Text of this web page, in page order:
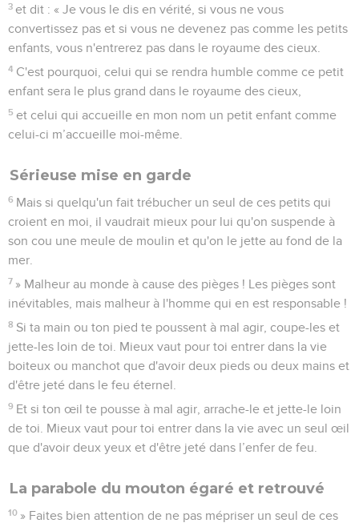
3 et dit : « Je vous le dis en vérité, si vous ne vous
convertissez pas et si vous ne devenez pas comme les petits
enfants, vous n'entrerez pas dans le royaume des cieux.
4 C'est pourquoi, celui qui se rendra humble comme ce petit
enfant sera le plus grand dans le royaume des cieux,
5 et celui qui accueille en mon nom un petit enfant comme
celui-ci m’accueille moi-même.
Sérieuse mise en garde
6 Mais si quelqu'un fait trébucher un seul de ces petits qui
croient en moi, il vaudrait mieux pour lui qu'on suspende à
son cou une meule de moulin et qu'on le jette au fond de la
mer.
7 » Malheur au monde à cause des pièges ! Les pièges sont
inévitables, mais malheur à l'homme qui en est responsable !
8 Si ta main ou ton pied te poussent à mal agir, coupe-les et
jette-les loin de toi. Mieux vaut pour toi entrer dans la vie
boiteux ou manchot que d'avoir deux pieds ou deux mains et
d'être jeté dans le feu éternel.
9 Et si ton œil te pousse à mal agir, arrache-le et jette-le loin
de toi. Mieux vaut pour toi entrer dans la vie avec un seul œil
que d'avoir deux yeux et d'être jeté dans l’enfer de feu.
La parabole du mouton égaré et retrouvé
10 » Faites bien attention de ne pas mépriser un seul de ces